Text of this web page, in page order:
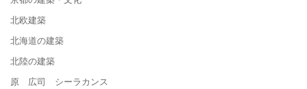
北欧建築
北海道の建築
北陸の建築
原 広司 シーラカンス